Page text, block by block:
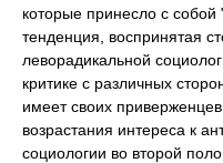
которые принесло с
тенденция, воспринятая
леворадикальной
критике с различных
имеет своих
возрастания интереса к
социологии во второй